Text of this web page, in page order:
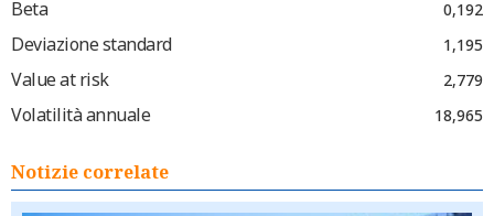
Beta
0,192
Deviazione standard 1,195
Value at risk 2,779
Volatilità annuale 18,965
Notizie correlate